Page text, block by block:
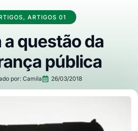
, ARTIGOS 01
a questão da
pública
por:Camila 26/03/2018